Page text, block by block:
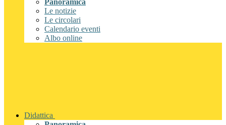
Panoramica
Le notizie
Le circolari
Calendario eventi
Albo online
Didattica